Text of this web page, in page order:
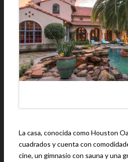
La casa, conocida como Houston
cuadrados y cuenta con
cine, un gimnasio con sauna y una gran alberca para los días